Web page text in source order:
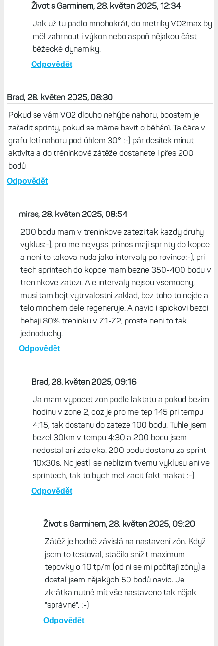
Život s Garminem, 28. květen 2025, 12:34
Jak už tu padlo mnohokrát, do metriky VO2max by
měl zahrnout i výkon nebo aspoň nějakou část
běžecké dynamiky.
Odpovědět
Brad, 28. květen 2025, 08:30
Pokud se vám VO2 dlouho nehýbe nahoru, boostem je
zařadit sprinty, pokud se máme bavit o běhání. Ta čára v
grafu letí nahoru pod úhlem 30° :-) pár desítek minut
aktivita a do tréninkové zátěže dostanete i přes 200
bodů
Odpovědět
miras, 28. květen 2025, 08:54
200 bodu mam v treninkove zatezi tak kazdy druhy
vyklus:-), pro me nejvyssi prinos maji sprinty do kopce
a neni to takova nuda jako intervaly po rovince:-), pri
tech sprintech do kopce mam bezne 350-400 bodu v
treninkove zatezi. Ale intervaly nejsou vsemocny,
musi tam bejt vytrvalostni zaklad, bez toho to nejde a
telo mnohem dele regeneruje. A navic i spickovi bezci
behaji 80% treninku v Z1-Z2, proste neni to tak
jednoduchy.
Odpovědět
Brad, 28. květen 2025, 09:16
Ja mam vypocet zon podle laktatu a pokud bezim
hodinu v zone 2, coz je pro me tep 145 pri tempu
4:15, tak dostanu do zateze 100 bodu. Tuhle jsem
bezel 30km v tempu 4:30 a 200 bodu jsem
nedostal ani zdaleka. 200 bodu dostanu za sprint
10x30s. No jestli se neblizim tvemu vyklusu ani ve
sprintech, tak to bych mel zacit fakt makat :-)
Odpovědět
Život s Garminem, 28. květen 2025, 09:20
Zátěž je hodně závislá na nastavení zón. Když
jsem to testoval, stačilo snížit maximum
tepovky o 10 tp/m (od ní se mi počítají zóny) a
dostal jsem nějakých 50 bodů navíc. Je
zkrátka nutné mít vše nastaveno tak nějak
"správně". :-)
Odpovědět